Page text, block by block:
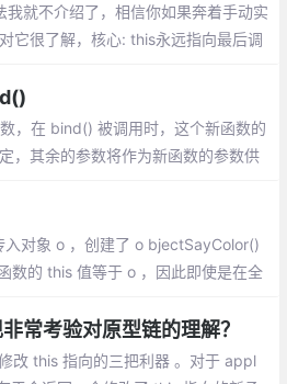
我就不介绍了，相信你如果奔着手动实
它很了解，核心: this永远指向最后调
，在 bind() 被调用时，这个新函数的
，其余的参数将作为新函数的参数供
对象 o ，创建了 o bjectSayColor()
数的 this 值等于 o ，因此即使是在全
常考验对原型链的理解？
改 this 指向的三把利器 。对于 appl